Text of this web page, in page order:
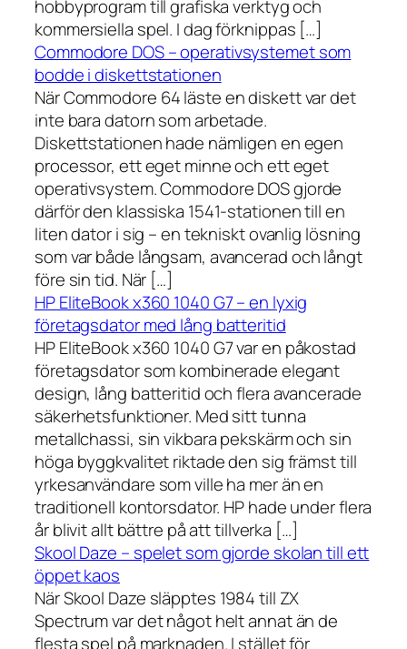
hobbyprogram till grafiska verktyg och
kommersiella spel. I dag förknippas […]
Commodore DOS – operativsystemet som
bodde i diskettstationen
När Commodore 64 läste en diskett var det
inte bara datorn som arbetade.
Diskettstationen hade nämligen en egen
processor, ett eget minne och ett eget
operativsystem. Commodore DOS gjorde
därför den klassiska 1541-stationen till en
liten dator i sig – en tekniskt ovanlig lösning
som var både långsam, avancerad och långt
före sin tid. När […]
HP EliteBook x360 1040 G7 – en lyxig
företagsdator med lång batteritid
HP EliteBook x360 1040 G7 var en påkostad
företagsdator som kombinerade elegant
design, lång batteritid och flera avancerade
säkerhetsfunktioner. Med sitt tunna
metallchassi, sin vikbara pekskärm och sin
höga byggkvalitet riktade den sig främst till
yrkesanvändare som ville ha mer än en
traditionell kontorsdator. HP hade under flera
år blivit allt bättre på att tillverka […]
Skool Daze – spelet som gjorde skolan till ett
öppet kaos
När Skool Daze släpptes 1984 till ZX
Spectrum var det något helt annat än de
flesta spel på marknaden. I stället för